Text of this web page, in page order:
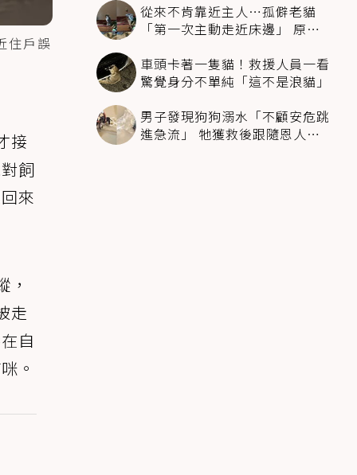
住戶誤
接
飼
來
走
自
。
從來不肯靠近主人…孤僻老貓
「第一次主動走近床邊」 原因
車頭卡著一隻貓！救援人員一看
驚覺身分不單純「這不是浪貓」
男子發現狗狗溺水「不顧安危跳
進急流」 牠獲救後跟隨恩人不